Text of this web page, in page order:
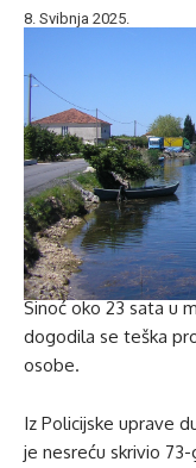
8. Svibnja 2025.
Sinoć oko 23 sata u
dogodila se teška
osobe.
Iz Policijske uprave
je nesreću skrivio